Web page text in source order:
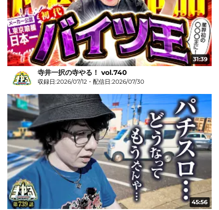
31:39
寺井一択の寺やる！ vol.740
収録日:2026/07/12・配信日:2026/07/30
45:56